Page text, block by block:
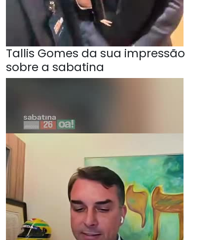
Tallis Gomes da sua impressão
sobre a sabatina